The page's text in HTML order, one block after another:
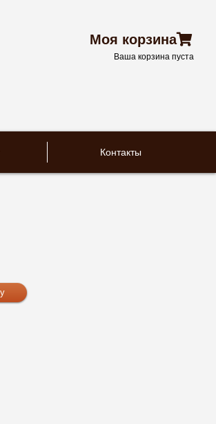
Моя корзина
Ваша корзина пуста
Контакты